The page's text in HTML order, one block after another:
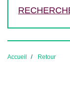
Accueil Retour